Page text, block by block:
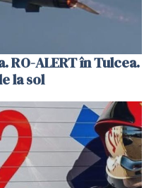
RO-ALERT în Tulcea.
la sol